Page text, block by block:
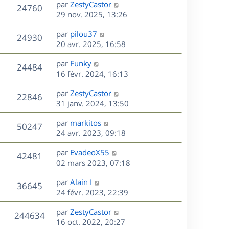
e
s
n
i
e
r
m
e
s
s
a
g
e
24760V
u
D
e
r
n
i
e
r
m
e
s
s
a
g
e
par ZestyCastor
29 nov. 2025, 13:26
24930V
u
D
e
r
n
i
e
r
m
e
s
s
a
g
e
par pilou37
20 avr. 2025, 16:58
24484V
u
e
s
D
e
r
n
i
e
r
m
e
s
s
a
g
e
par Funky
16 févr. 2024, 16:13
22846V
u
D
e
r
n
i
e
r
m
e
s
s
a
g
e
par ZestyCastor
31 janv. 2024, 13:50
50247V
u
D
e
r
n
i
e
r
m
e
s
s
par markitos
24 avr. 2023, 09:18
42481
u
s
D
e
r
n
i
e
r
m
par EvadeoX55
02 mars 2023, 07:18
36645V
u
e
D
e
r
n
i
par Alain I
24 févr. 2023, 22:39
244634V
D
e
par ZestyCastor
16 oct. 2022, 20:27